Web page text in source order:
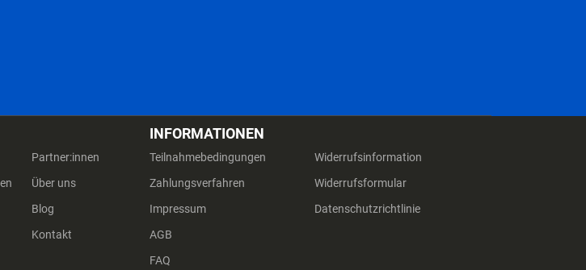
Partner:innen
Über uns
Blog
Kontakt
INFORMATIONEN
Teilnahmebedingungen
Zahlungsverfahren
Impressum
AGB
FAQ
Widerrufsinformation
Widerrufsformular
Datenschutzrichtlinie